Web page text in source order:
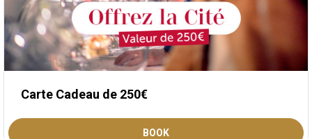
Carte Cadeau de 250€
BOOK